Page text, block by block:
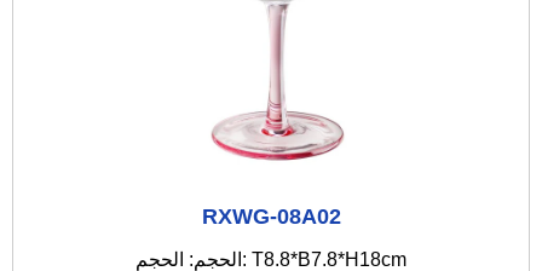
RXWG-08A02
الحجم: الحجم: T8.8*B7.8*H18cm